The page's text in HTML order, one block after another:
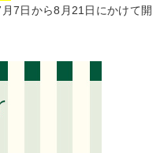
7日から8月21日にかけて開